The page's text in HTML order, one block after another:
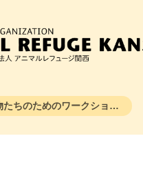
動物たちのためのワークショップ at ドキュサイン・ジャパン